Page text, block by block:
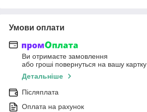
Умови оплати
Ви отримаєте замовлення
або гроші повернуться на вашу картку
Детальніше
Післяплата
Оплата на рахунок